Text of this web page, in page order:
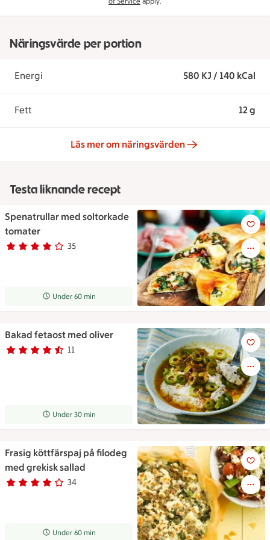
Näringsvärde per portion
Energi 580 KJ / 140 kCal
Fett 12 g
Läs mer om näringsvärden
Testa liknande recept
Spenatrullar med soltorkade
tomater
Betyg 3.8 av 5. 35
35 personer har röstat
Receptet tar Under 60 min att tillaga
Under 60 min
Spenatrullar med soltorkade
Bakad fetaost med oliver
Betyg 4.7 av 5. 11
11 personer har röstat
Receptet tar Under 30 min att tillaga
Under 30 min
Bakad fetaost med oliver
Frasig köttfärspaj på filodeg
med grekisk sallad
Betyg 3.8 av 5. 34
34 personer har röstat
Receptet tar Under 60 min att tillaga
Under 60 min
Frasig köttfärspaj på filodeg